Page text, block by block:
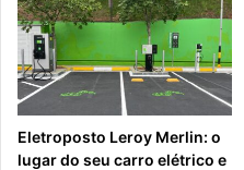
Eletroposto Leroy Merlin: o
lugar do seu carro elétrico e